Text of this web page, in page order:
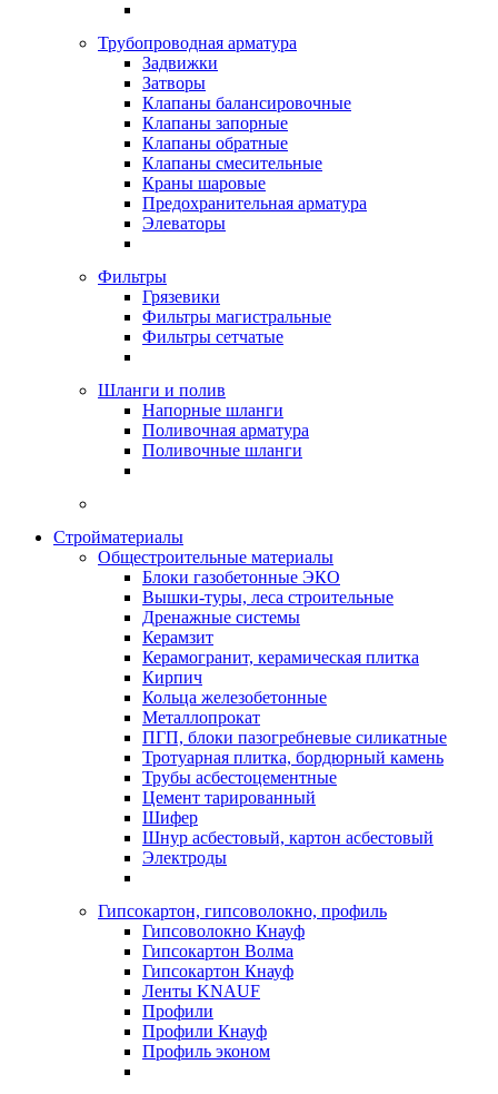
Трубопроводная арматура
Задвижки
Затворы
Клапаны балансировочные
Клапаны запорные
Клапаны обратные
Клапаны смесительные
Краны шаровые
Предохранительная арматура
Элеваторы
Фильтры
Грязевики
Фильтры магистральные
Фильтры сетчатые
Шланги и полив
Напорные шланги
Поливочная арматура
Поливочные шланги
Стройматериалы
Oбщестроительные материалы
Блоки газобетонные ЭКО
Вышки-туры, леса строительные
Дренажные системы
Керамзит
Керамогранит, керамическая плитка
Кирпич
Кольца железобетонные
Металлопрокат
ПГП, блоки пазогребневые силикатные
Тротуарная плитка, бордюрный камень
Трубы асбестоцементные
Цемент тарированный
Шифер
Шнур асбестовый, картон асбестовый
Электроды
Гипсокартон, гипсоволокно, профиль
Гипсоволокно Кнауф
Гипсокартон Волма
Гипсокартон Кнауф
Ленты KNAUF
Профили
Профили Кнауф
Профиль эконом